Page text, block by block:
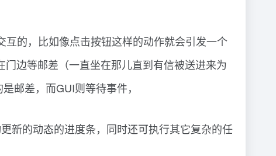
的，比如像点击按钮这样的动作就会引发一个
边等邮差（一直坐在那儿直到有信被送进来为
邮差，而GUI则等待事件，
新的动态的进度条，同时还可执行其它复杂的任